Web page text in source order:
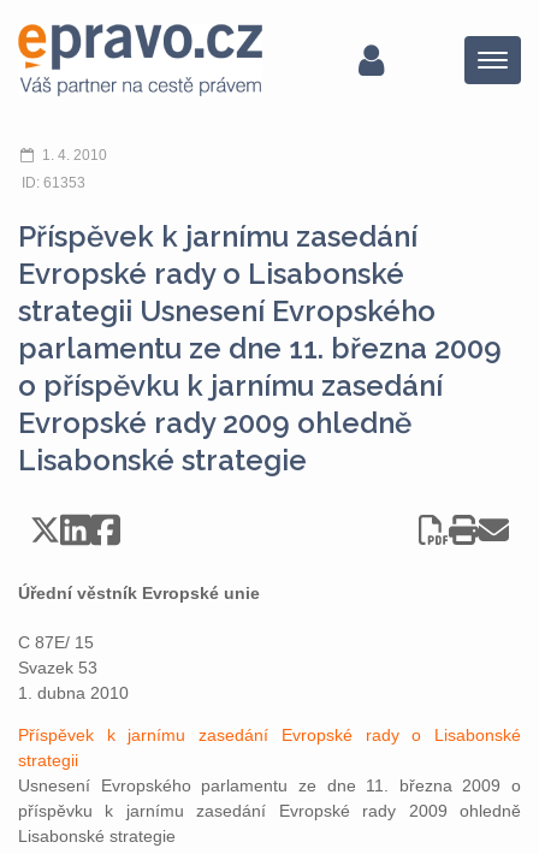
Menu
1. 4. 2010
ID: 61353
Příspěvek k jarnímu zasedání
Evropské rady o Lisabonské
strategii Usnesení Evropského
parlamentu ze dne 11. března 2009
o příspěvku k jarnímu zasedání
Evropské rady 2009 ohledně
Lisabonské strategie
Úřední věstník Evropské unie
C 87E/ 15
Svazek 53
1. dubna 2010
Příspěvek k jarnímu zasedání Evropské rady o Lisabonské
strategii
Usnesení Evropského parlamentu ze dne 11. března 2009 o
příspěvku k jarnímu zasedání Evropské rady 2009 ohledně
Lisabonské strategie